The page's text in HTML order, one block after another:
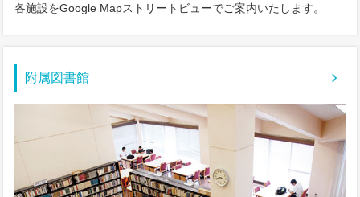
各施設をGoogle Mapストリートビューでご案内いたします。
附属図書館